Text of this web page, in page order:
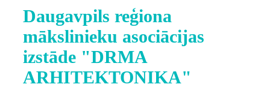
Daugavpils reģiona
mākslinieku asociācijas
izstāde "DRMA
ARHITEKTONIKA"